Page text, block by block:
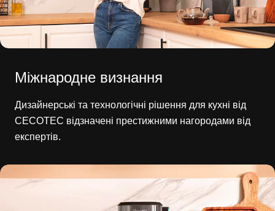
Міжнародне визнання
Дизайнерські та технологічні рішення для кухні від
CECOTEC відзначені престижними нагородами від
експертів.